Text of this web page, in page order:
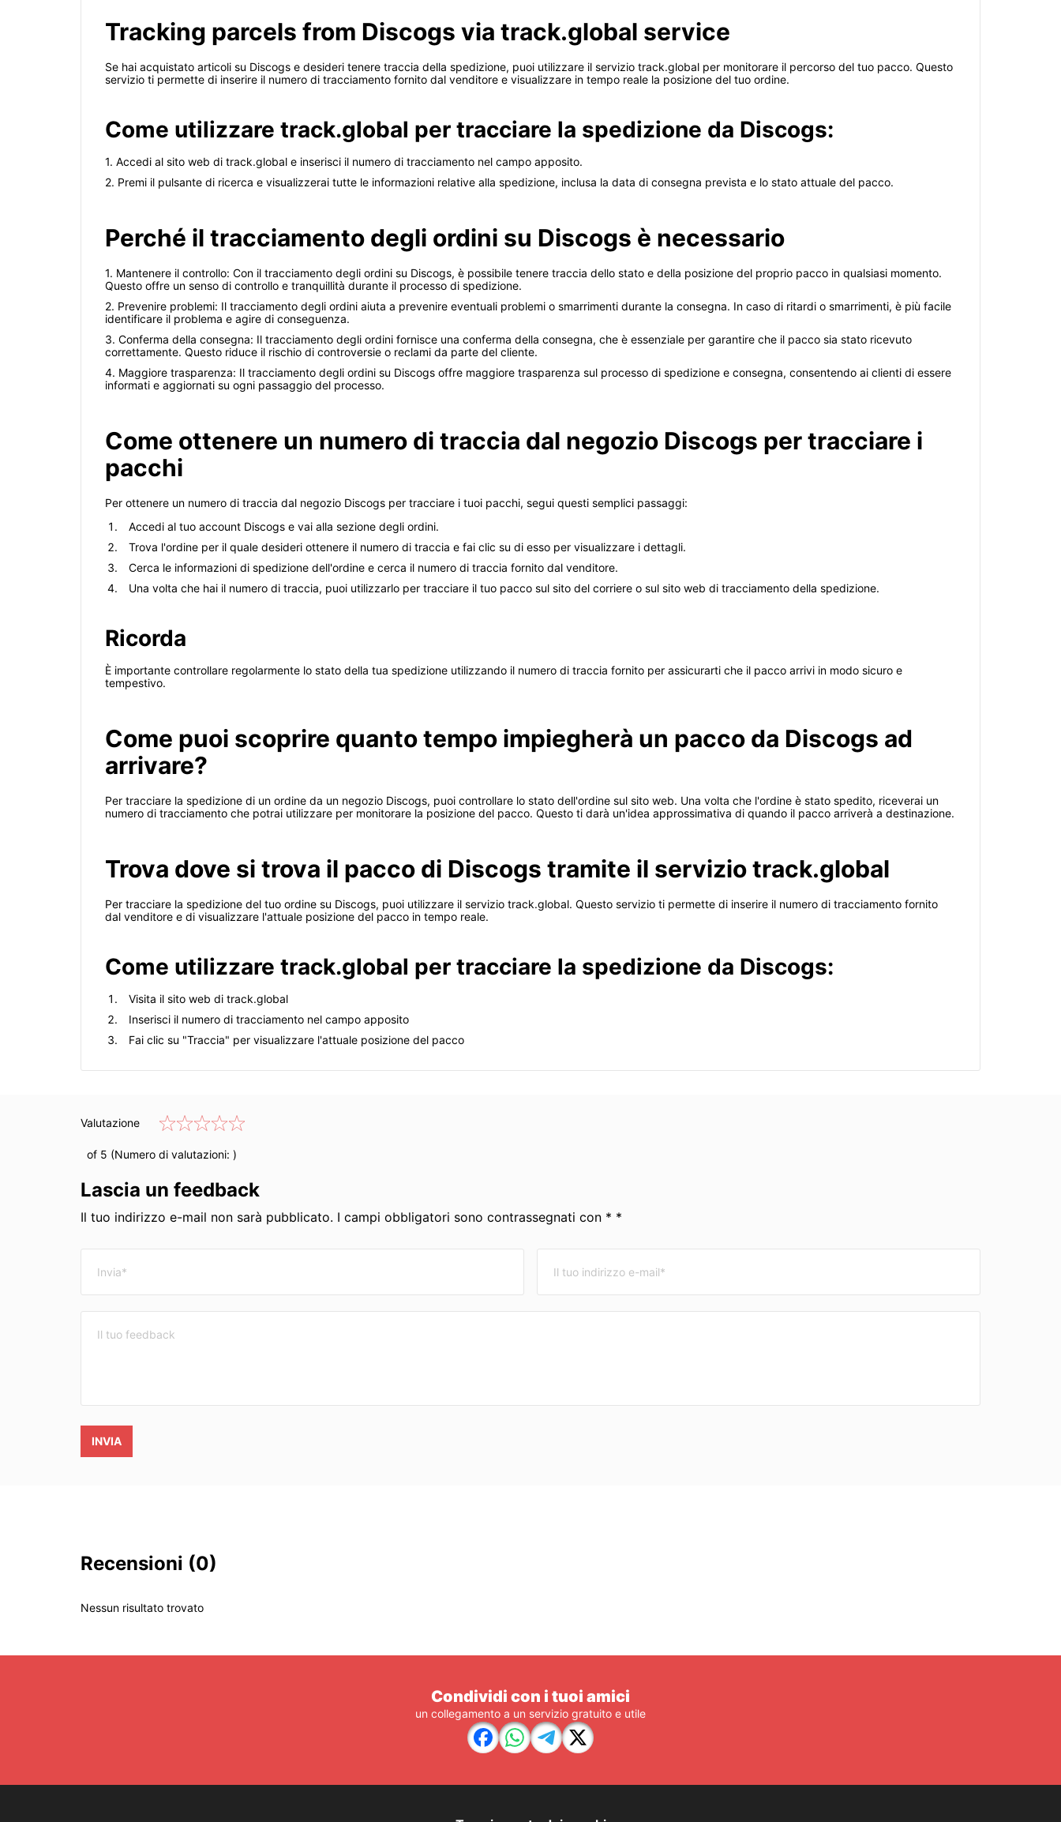
Tracking parcels from Discogs via track.global service
Se hai acquistato articoli su Discogs e desideri tenere traccia della spedizione, puoi utilizzare il servizio track.global per monitorare il percorso del tuo pacco. Questo
servizio ti permette di inserire il numero di tracciamento fornito dal venditore e visualizzare in tempo reale la posizione del tuo ordine.
Come utilizzare track.global per tracciare la spedizione da Discogs:
1. Accedi al sito web di track.global e inserisci il numero di tracciamento nel campo apposito.
2. Premi il pulsante di ricerca e visualizzerai tutte le informazioni relative alla spedizione, inclusa la data di consegna prevista e lo stato attuale del pacco.
Perché il tracciamento degli ordini su Discogs è necessario
1. Mantenere il controllo: Con il tracciamento degli ordini su Discogs, è possibile tenere traccia dello stato e della posizione del proprio pacco in qualsiasi momento.
Questo offre un senso di controllo e tranquillità durante il processo di spedizione.
2. Prevenire problemi: Il tracciamento degli ordini aiuta a prevenire eventuali problemi o smarrimenti durante la consegna. In caso di ritardi o smarrimenti, è più facile
identificare il problema e agire di conseguenza.
3. Conferma della consegna: Il tracciamento degli ordini fornisce una conferma della consegna, che è essenziale per garantire che il pacco sia stato ricevuto
correttamente. Questo riduce il rischio di controversie o reclami da parte del cliente.
4. Maggiore trasparenza: Il tracciamento degli ordini su Discogs offre maggiore trasparenza sul processo di spedizione e consegna, consentendo ai clienti di essere
informati e aggiornati su ogni passaggio del processo.
Come ottenere un numero di traccia dal negozio Discogs per tracciare i
pacchi
Per ottenere un numero di traccia dal negozio Discogs per tracciare i tuoi pacchi, segui questi semplici passaggi:
Accedi al tuo account Discogs e vai alla sezione degli ordini.
Trova l'ordine per il quale desideri ottenere il numero di traccia e fai clic su di esso per visualizzare i dettagli.
Cerca le informazioni di spedizione dell'ordine e cerca il numero di traccia fornito dal venditore.
Una volta che hai il numero di traccia, puoi utilizzarlo per tracciare il tuo pacco sul sito del corriere o sul sito web di tracciamento della spedizione.
Ricorda
È importante controllare regolarmente lo stato della tua spedizione utilizzando il numero di traccia fornito per assicurarti che il pacco arrivi in modo sicuro e
tempestivo.
Come puoi scoprire quanto tempo impiegherà un pacco da Discogs ad
arrivare?
Per tracciare la spedizione di un ordine da un negozio Discogs, puoi controllare lo stato dell'ordine sul sito web. Una volta che l'ordine è stato spedito, riceverai un
numero di tracciamento che potrai utilizzare per monitorare la posizione del pacco. Questo ti darà un'idea approssimativa di quando il pacco arriverà a destinazione.
Trova dove si trova il pacco di Discogs tramite il servizio track.global
Per tracciare la spedizione del tuo ordine su Discogs, puoi utilizzare il servizio track.global. Questo servizio ti permette di inserire il numero di tracciamento fornito
dal venditore e di visualizzare l'attuale posizione del pacco in tempo reale.
Come utilizzare track.global per tracciare la spedizione da Discogs:
Visita il sito web di track.global
Inserisci il numero di tracciamento nel campo apposito
Fai clic su "Traccia" per visualizzare l'attuale posizione del pacco
Valutazione
of 5 (Numero di valutazioni: )
Lascia un feedback
Il tuo indirizzo e-mail non sarà pubblicato. I campi obbligatori sono contrassegnati con * *
INVIA
Recensioni (0)
Nessun risultato trovato
Condividi con i tuoi amici
un collegamento a un servizio gratuito e utile